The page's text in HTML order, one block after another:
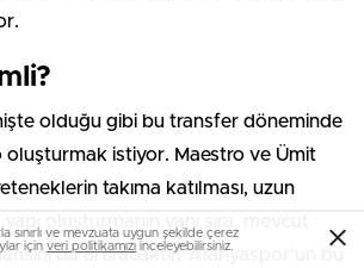
olduğu gibi bu transfer döneminde
oluşturmak istiyor. Maestro ve Ümit
takıma katılması, uzun
da artıracaktır. Alanyaspor’un bu
sınırlı ve mevzuata uygun şekilde çerez
için veri politikamızı inceleyebilirsiniz.